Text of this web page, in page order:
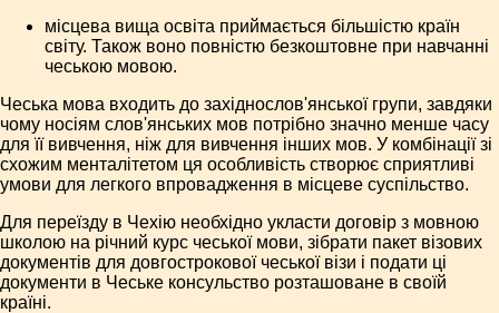
місцева вища освіта приймається більшістю країн
світу. Також воно повністю безкоштовне при навчанні
чеською мовою.
Чеська мова входить до західнослов'янської групи, завдяки
чому носіям слов'янських мов потрібно значно менше часу
для її вивчення, ніж для вивчення інших мов. У комбінації зі
схожим менталітетом ця особливість створює сприятливі
умови для легкого впровадження в місцеве суспільство.
Для переїзду в Чехію необхідно укласти договір з мовною
школою на річний курс чеської мови, зібрати пакет візових
документів для довгострокової чеської візи і подати ці
документи в Чеське консульство розташоване в своїй
країні.